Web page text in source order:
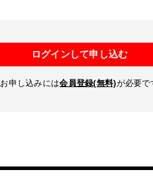
ログインして申し込む
お申し込みには会員登録(無料)が必要で